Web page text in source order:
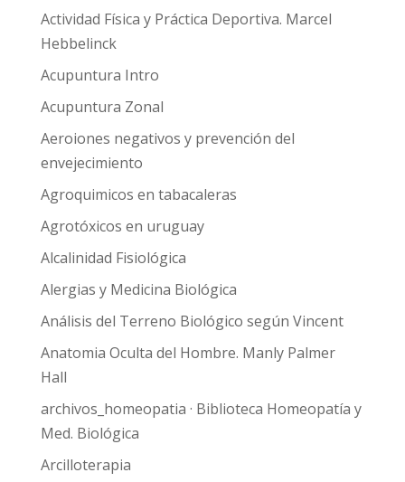
Actividad Física y Práctica Deportiva. Marcel
Hebbelinck
Acupuntura Intro
Acupuntura Zonal
Aeroiones negativos y prevención del
envejecimiento
Agroquimicos en tabacaleras
Agrotóxicos en uruguay
Alcalinidad Fisiológica
Alergias y Medicina Biológica
Análisis del Terreno Biológico según Vincent
Anatomia Oculta del Hombre. Manly Palmer
Hall
archivos_homeopatia · Biblioteca Homeopatía y
Med. Biológica
Arcilloterapia